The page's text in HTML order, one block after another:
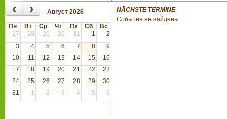
‹ › Август 2026
Пн Вт Ср Чт Пт Сб
Вс
27
28 29 30 31 1
2
3
4 5 6 7 8
9
10
11 12 13 14 15
16
17
18 19 20 21 22
23
24
25 26 27 28 29
30
31
1 2 3 4 5 6
NÄCHSTE TERMINE
События не найдены